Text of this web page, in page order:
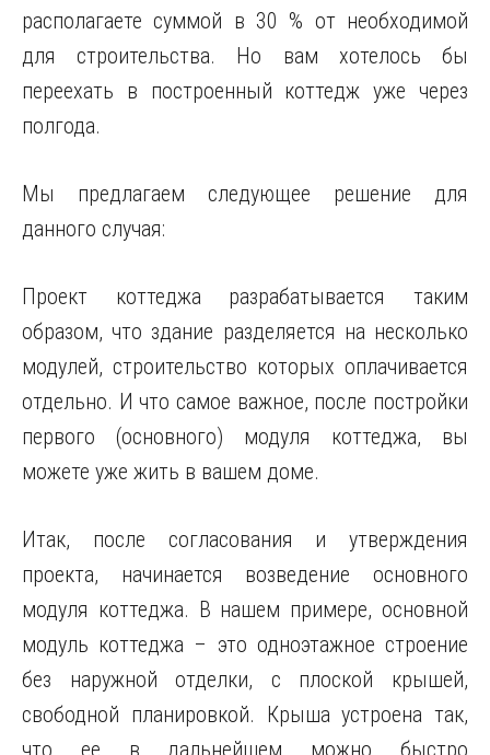
располагаете суммой в 30 % от необходимой
для строительства. Но вам хотелось бы
переехать в построенный коттедж уже через
полгода.
Мы предлагаем следующее решение для
данного случая:
Проект коттеджа разрабатывается таким
образом, что здание разделяется на несколько
модулей, строительство которых оплачивается
отдельно. И что самое важное, после постройки
первого (основного) модуля коттеджа, вы
можете уже жить в вашем доме.
Итак, после согласования и утверждения
проекта, начинается возведение основного
модуля коттеджа. В нашем примере, основной
модуль коттеджа – это одноэтажное строение
без наружной отделки, с плоской крышей,
свободной планировкой. Крыша устроена так,
что ее в дальнейшем можно быстро